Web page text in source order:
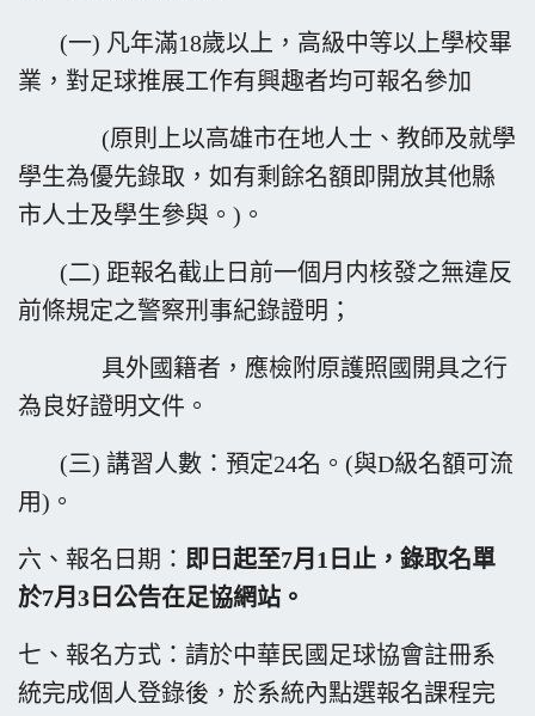
(一) 凡年滿18歲以上，高級中等以上學校畢
業，對足球推展工作有興趣者均可報名參加
(原則上以高雄市在地人士、教師及就學
學生為優先錄取，如有剩餘名額即開放其他縣
市人士及學生參與。)。
(二) 距報名截止日前一個月内核發之無違反
前條規定之警察刑事紀錄證明；
具外國籍者，應檢附原護照國開具之行
為良好證明文件。
(三) 講習人數：預定24名。(與D級名額可流
用)。
六、報名日期： 即日起至7月 1 日止，錄取名單
於7月 3 日公告在足協網站。
七、報名方式：請於中華民國足球協會註冊系
統完成個人登錄後，於系統內點選報名課程完